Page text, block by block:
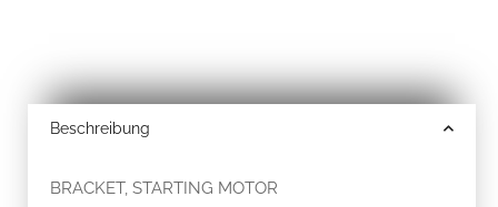
Beschreibung
BRACKET, STARTING MOTOR